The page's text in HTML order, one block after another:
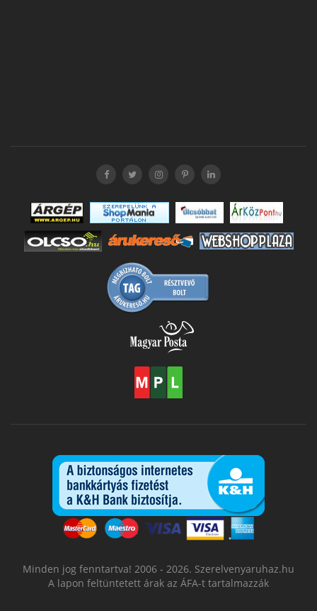
Minden jog fenntartva! 2006 - 2026. Szerelvenyaruhaz.hu
A lapon feltüntetett árak az ÁFA-t tartalmazzák